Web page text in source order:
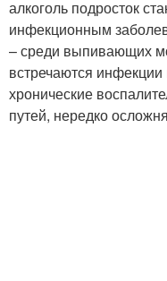
алкоголь подросток
инфекционным
– среди выпивающих
встречаются
хронические
путей, нередко